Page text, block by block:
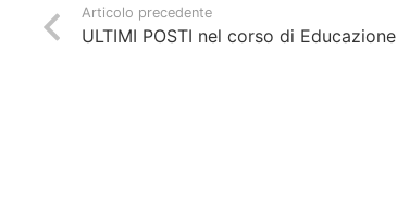
Articolo precedente
ULTIMI POSTI nel corso di